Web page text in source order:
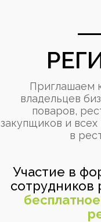
Приглашаем
владельцев
поваров,
закупщиков и
в
Участие в
сотрудников